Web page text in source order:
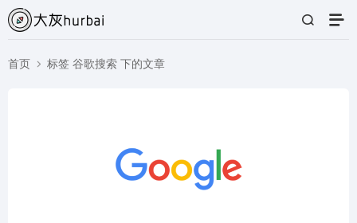
首页 标签 谷歌搜索 下的文章